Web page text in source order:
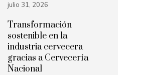
julio 31, 2026
Transformación
sostenible en la
industria cervecera
gracias a Cervecería
Nacional